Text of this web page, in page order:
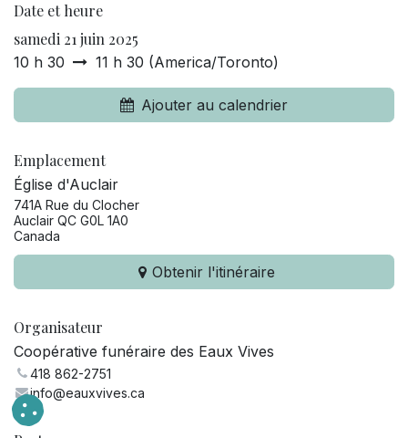
Date et heure
samedi 21 juin 2025
10 h 30 11 h 30 (America/Toronto)
Ajouter au calendrier
Emplacement
Église d'Auclair
741A Rue du Clocher
Auclair QC G0L 1A0
Canada
Obtenir l'itinéraire
Organisateur
Coopérative funéraire des Eaux Vives
418 862-2751
info@eauxvives.ca